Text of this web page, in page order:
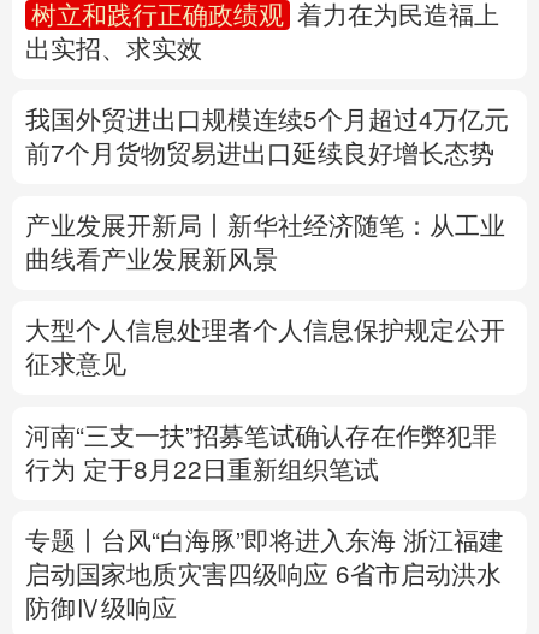
陕西 甘肃
English Español
Русский язык 日本語 한국어
树立和践行正确政绩观
着力在为民造福上
出实招、求实效
我国外贸进出口规模连续5个月超过4万亿元
前7个月货物贸易进出口延续良好增长态势
产业发展开新局丨 新华社经济随笔：从工业
曲线看产业发展新风景
大型个人信息处理者个人信息保护规定公开
征求意见
河南“三支一扶”招募笔试确认存在作弊犯罪
行为 定于8月22日重新组织笔试
专题丨 台风“白海豚”即将进入东海 浙江福建
启动国家地质灾害四级响应 6省市启动洪水
防御Ⅳ级响应